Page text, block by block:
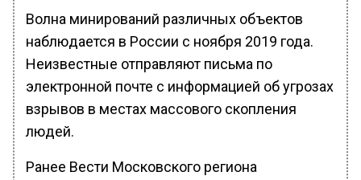
Волна минирований различных объектов
наблюдается в России с ноября 2019 года.
Неизвестные отправляют письма по
электронной почте с информацией об угрозах
взрывов в местах массового скопления
людей.
Ранее Вести Московского региона